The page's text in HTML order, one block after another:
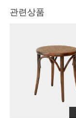
관련상품